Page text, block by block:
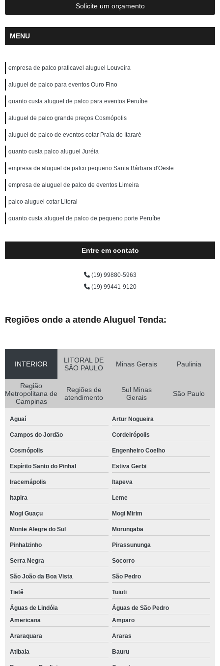
Solicite um orçamento
MENU
empresa de palco praticavel aluguel Louveira
aluguel de palco para eventos Ouro Fino
quanto custa aluguel de palco para eventos Peruíbe
aluguel de palco grande preços Cosmópolis
aluguel de palco de eventos cotar Praia do Itararé
quanto custa palco aluguel Juréia
empresa de aluguel de palco pequeno Santa Bárbara d'Oeste
empresa de aluguel de palco de eventos Limeira
palco aluguel cotar Litoral
quanto custa aluguel de palco de pequeno porte Peruíbe
Entre em contato
(19) 99880-5963
(19) 99441-9120
Regiões onde a atende Aluguel Tenda:
INTERIOR
LITORAL DE
SÃO PAULO
Minas Gerais Paulinia
Região
Metropolitana de
Campinas
Regiões de
atendimento
Sul Minas
Gerais
São Paulo
Aguaí Artur Nogueira
Campos do Jordão Cordeirópolis
Cosmópolis Engenheiro Coelho
Espírito Santo do Pinhal Estiva Gerbi
Iracemápolis Itapeva
Itapira Leme
Mogi Guaçu Mogi Mirim
Monte Alegre do Sul Morungaba
Pinhalzinho Pirassununga
Serra Negra Socorro
São João da Boa Vista São Pedro
Tietê Tuiuti
Águas de Lindóia
Águas de São Pedro
Americana
Amparo
Araraquara Araras
Atibaia Bauru